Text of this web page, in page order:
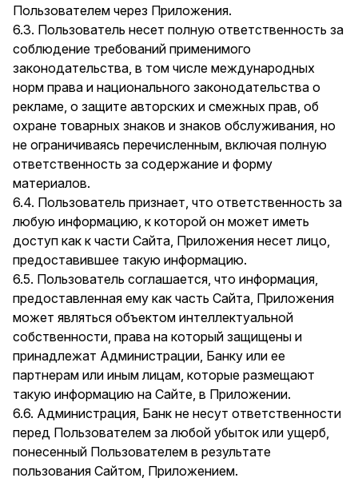
Пользователем через Приложения.
6.3. Пользователь несет полную ответственность за
соблюдение требований применимого
законодательства, в том числе международных
норм права и национального законодательства о
рекламе, о защите авторских и смежных прав, об
охране товарных знаков и знаков обслуживания, но
не ограничиваясь перечисленным, включая полную
ответственность за содержание и форму
материалов.
6.4. Пользователь признает, что ответственность за
любую информацию, к которой он может иметь
доступ как к части Сайта, Приложения несет лицо,
предоставившее такую информацию.
6.5. Пользователь соглашается, что информация,
предоставленная ему как часть Сайта, Приложения
может являться объектом интеллектуальной
собственности, права на который защищены и
принадлежат Администрации, Банку или ее
партнерам или иным лицам, которые размещают
такую информацию на Сайте, в Приложении.
6.6. Администрация, Банк не несут ответственности
перед Пользователем за любой убыток или ущерб,
понесенный Пользователем в результате
пользования Сайтом, Приложением.